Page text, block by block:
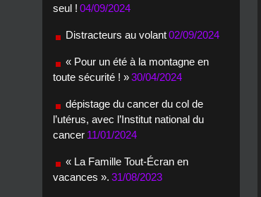
seul ! 04/09/2024
Distracteurs au volant02/09/2024
« Pour un été à la montagne en
toute sécurité ! »30/04/2024
dépistage du cancer du col de
l’utérus, avec l’Institut national du
cancer 11/01/2024
« La Famille Tout-Écran en
vacances ». 31/08/2023